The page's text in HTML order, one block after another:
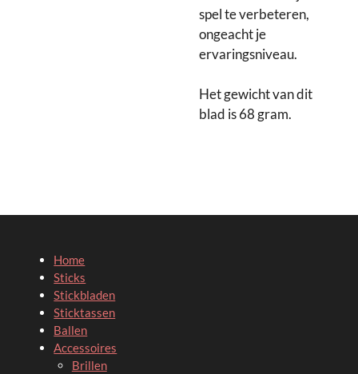
spel te verbeteren,
ongeacht je
ervaringsniveau.
Het gewicht van dit
blad is 68 gram.
Home
Sticks
Stickbladen
Sticktassen
Ballen
Accessoires
Brillen